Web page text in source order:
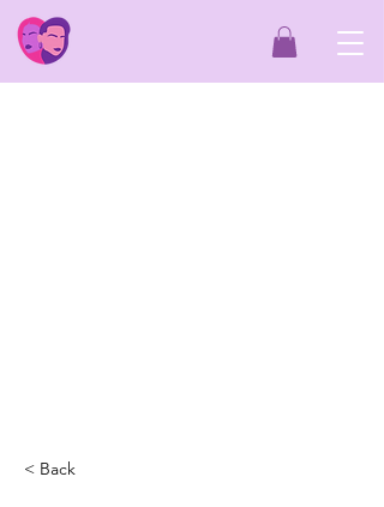
< Back